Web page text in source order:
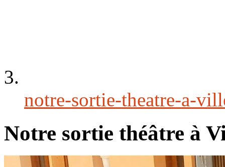
notre-sortie-theatre-a-
Notre sortie théâtre à